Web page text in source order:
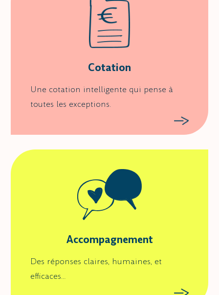
Cotation
Une cotation intelligente qui pense à
toutes les exceptions.
Accompagnement
Des réponses claires, humaines, et
efficaces…